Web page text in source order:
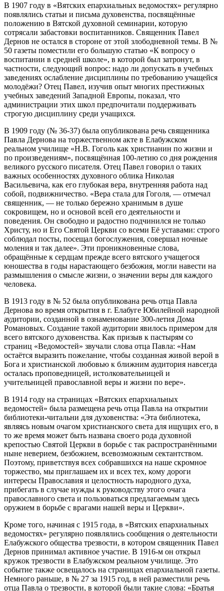
В 1907 году в «Вятских епархиальных ведомостях» регулярно
появлялись статьи и письма духовенства, посвящённые
положению в Вятской духовной семинарии, которую
сотрясали забастовки воспитанников. Священник Павел
Дернов не остался в стороне от этой злободневной темы. В №
50 газеты поместили его большую статью «К вопросу о
воспитании в средней школе», в которой был затронут, в
частности, следующий вопрос: надо ли допускать в учебных
заведениях ослабление дисциплины по требованию учащейся
молодёжи? Отец Павел, изучив опыт многих престижных
учебных заведений Западной Европы, показал, что
администрации этих школ предпочитали поддерживать
строгую дисциплину среди учащихся.
В 1909 году (№ 36-37) была опубликована речь священника
Павла Дернова на торжественном акте в Елабужском
реальном училище «Н.В. Гоголь как христианин по жизни и
по произведениям», посвящённая 100-летию со дня рождения
великого русского писателя. Отец Павел говорил о таких
важных особенностях духовного облика Николая
Васильевича, как его глубокая вера, внутренняя работа над
собой, подвижничество. «Вера стала для Гоголя, — отмечал
священник, — не только бережно хранимым в душе
сокровищем, но и основой всей его деятельности и
поведения. Он свободно и радостно подчинился не только
Христу, но и Его Святой Церкви со всеми Её уставами: строго
соблюдал посты, посещал богослужения, совершал ночные
моления и так далее». Эти проникновенные слова,
обращённые к сердцам прежде всего вятского учащегося
юношества в годы нарастающего безбожия, могли навести на
размышления о смысле жизни, о значении веры для каждого
человека.
В 1913 году в № 52 была опубликована речь отца Павла
Дернова во время открытия в г. Елабуге Юбилейной народной
аудитории, созданной в ознаменование 300-летия Дома
Романовых. Создание такой аудитории явилось примером для
всего вятского духовенства. Как призыв к пастырям со
страниц «Ведомостей» звучали слова отца Павла: «Нам
остаётся выразить пожелание, чтобы созданная живой верой в
Бога и христианской любовью к ближним аудитория навсегда
осталась проповедницей, истолковательницей и
учительницей православной веры и жизни по вере».
В 1914 году на страницах «Вятских епархиальных
ведомостей» была размещена речь отца Павла на открытии
библиотеки-читальни для духовенства: «Эта библиотека,
являясь новым очагом христианского света для ищущих его, в
то же время может быть названа своего рода духовной
крепостью Святой Церкви в борьбе с так распространёнными
ныне неверием, безбожием, всевозможным сектантством.
Поэтому, приветствуя всех собравшихся на наше скромное
торжество, мы приглашаем их и всех тех, кому дороги
интересы Православия и целостность народного духа,
прибегать в случае нужды к руководству этого очага
православного света и пользоваться предлагаемым здесь
оружием в борьбе с врагами нашей веры и Церкви».
Кроме того, начиная с 1915 года, в «Вятских епархиальных
ведомостях» регулярно появлялись сообщения о деятельности
Елабужского общества трезвости, в котором священник Павел
Дернов принимал активное участие. В 1916-м он открыл
кружок трезвости в Елабужском реальном училище. Это
событие также освещалось на страницах епархиальной газеты.
Немного раньше, в № 27 за 1915 год, в ней разместили речь
отца Павла о трезвости, в которой были такие слова: «Братья